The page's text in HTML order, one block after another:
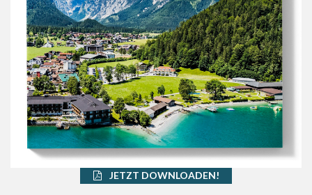
JETZT DOWNLOADEN!